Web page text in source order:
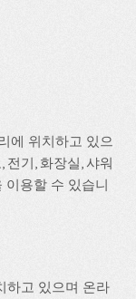
에 위치하고 있으
기, 화장실, 샤워
이용할 수 있습니
하고 있으며 온라